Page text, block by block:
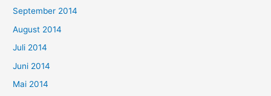
September 2014
August 2014
Juli 2014
Juni 2014
Mai 2014